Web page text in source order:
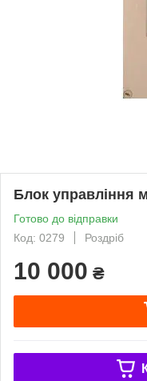
Блок управління
Готово до відправки
Код: 0279
Роздріб
10 000 ₴